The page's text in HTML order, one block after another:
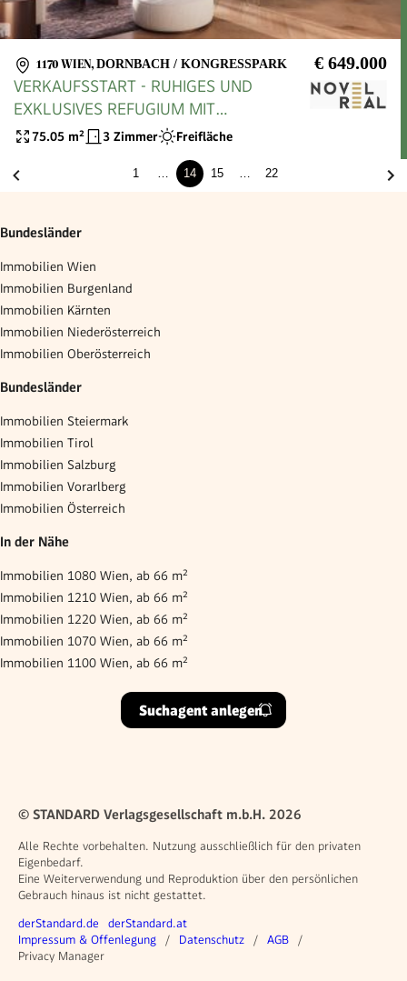
1170 WIEN, DORNBACH / KONGRESSPARK € 649.000
VERKAUFSSTART - RUHIGES UND
EXKLUSIVES REFUGIUM MIT
HOFSEITIGEM BALKON IN TOPLAGE
75.05 m² 3 Zimmer Freifläche
1 … 14 15 … 22
Bundesländer
Immobilien Wien
Immobilien Burgenland
Immobilien Kärnten
Immobilien Niederösterreich
Immobilien Oberösterreich
Bundesländer
Immobilien Steiermark
Immobilien Tirol
Immobilien Salzburg
Immobilien Vorarlberg
Immobilien Österreich
In der Nähe
Immobilien 1080 Wien, ab 66 m²
Immobilien 1210 Wien, ab 66 m²
Immobilien 1220 Wien, ab 66 m²
Immobilien 1070 Wien, ab 66 m²
Immobilien 1100 Wien, ab 66 m²
Suchagent anlegen
© STANDARD Verlagsgesellschaft m.b.H. 2026
Alle Rechte vorbehalten. Nutzung ausschließlich für den privaten
Eigenbedarf.
Eine Weiterverwendung und Reproduktion über den persönlichen
Gebrauch hinaus ist nicht gestattet.
Weitere Angebote
derStandard.de derStandard.at
Rechtliches
Impressum & Offenlegung Datenschutz
AGB
Privacy Manager